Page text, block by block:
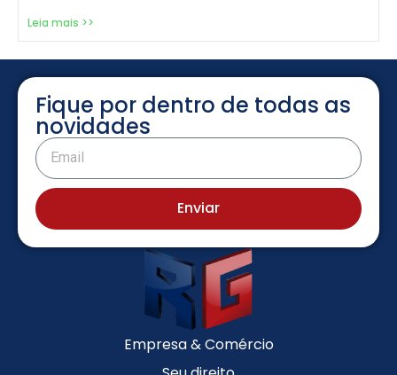
Leia mais >>
Fique por dentro de todas as
novidades
Enviar
Empresa & Comércio